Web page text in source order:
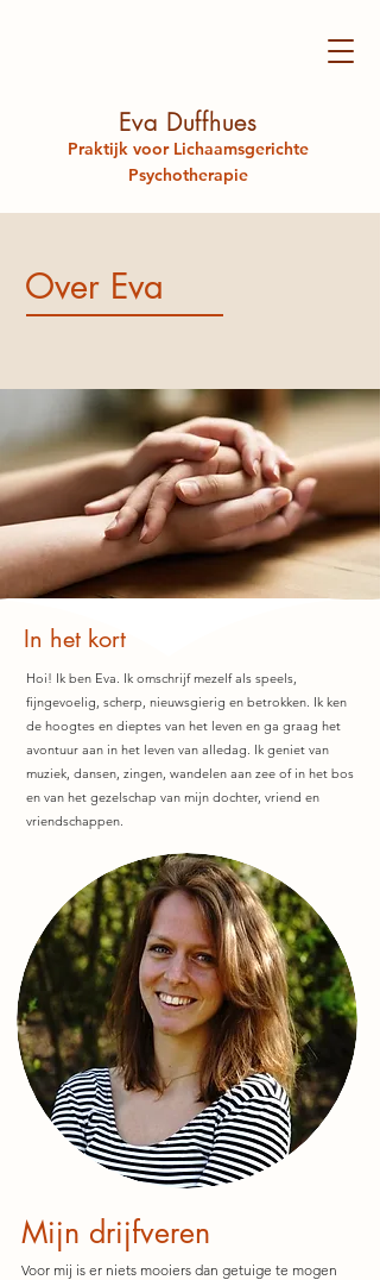
Eva Duffhues
Praktijk voor Lichaamsgerichte
Psychotherapie
Over Eva
In het kort
Hoi! Ik ben Eva. Ik omschrijf mezelf als speels,
fijngevoelig, scherp, nieuwsgierig en betrokken. Ik ken
de hoogtes en dieptes van het leven en ga graag het
avontuur aan in het leven van alledag. Ik geniet van
muziek, dansen, zingen, wandelen aan zee of in het bos
en van het gezelschap van mijn dochter, vriend en
vriendschappen.
Mijn drijfveren
Voor mij is er niets mooiers dan getuige te mogen